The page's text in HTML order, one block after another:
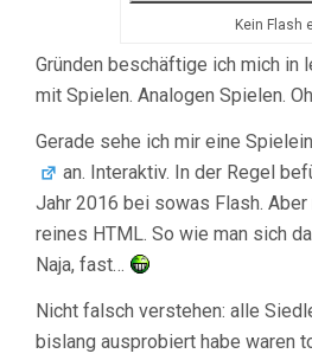
Kein Flash
Gründen beschäftige ich mich in
mit Spielen. Analogen Spielen.
Gerade sehe ich mir eine
an. Interaktiv. In der Regel
Jahr 2016 bei sowas Flash. Aber
reines HTML. So wie man sich
Naja, fast…
Nicht falsch verstehen: alle
bislang ausprobiert habe waren